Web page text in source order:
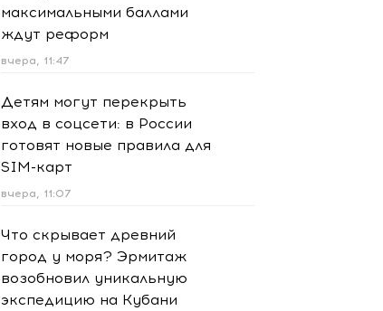
максимальными баллами
ждут реформ
вчера, 11:47
Детям могут перекрыть
вход в соцсети: в России
готовят новые правила для
SIM-карт
вчера, 11:07
Что скрывает древний
город у моря? Эрмитаж
возобновил уникальную
экспедицию на Кубани